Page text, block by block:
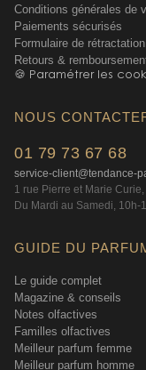
Conditions générales de
Paiements sécurisés
Formulaire de rétractation
Retours &
🍪 Paramétrer les
NOUS
01 79 73 67 68
service-client@tendance-
1 rue Pierre et Marie
Du Mardi au Samedi, 10h-
GUIDE DU
Le guide complet
Magazine & conseils
Notes olfactives
Familles olfactives
Meilleur parfum femme
Meilleur parfum homme